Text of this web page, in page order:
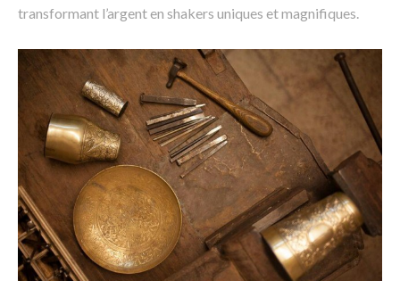
transformant l’argent en shakers uniques et magnifiques.